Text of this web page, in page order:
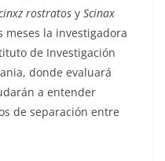
rostratos y Scinax
la investigadora
de Investigación
donde evaluará
a entender
de separación entre